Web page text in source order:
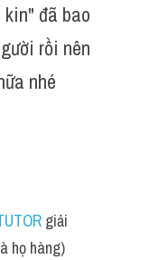
đã bao
rồi nên
nhé
giải
họ hàng)